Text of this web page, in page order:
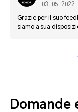
03-05-2022
Grazie per il suo
siamo a sua
Domande